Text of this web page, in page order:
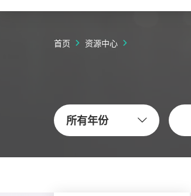
首页 资源中心
所有年份
关键字